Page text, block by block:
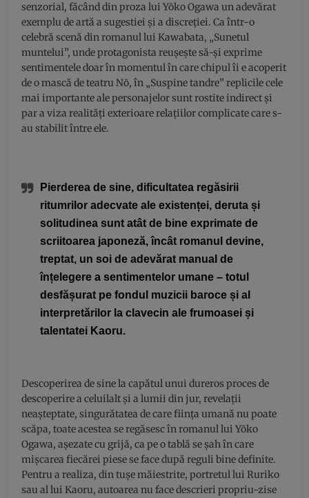
senzorial, făcând din proza lui Yōko Ogawa un adevărat
exemplu de artă a sugestiei și a discreției. Ca într-o
celebră scenă din romanul lui Kawabata, „Sunetul
muntelui”, unde protagonista reușește să-și exprime
sentimentele doar în momentul în care chipul îi e acoperit
de o mască de teatru Nō, în „Suspine tandre” replicile cele
mai importante ale personajelor sunt rostite indirect și
par a viza realități exterioare relațiilor complicate care s-
au stabilit între ele.
Pierderea de sine, dificultatea regăsirii
ritumrilor adecvate ale existenței, deruta și
solitudinea sunt atât de bine exprimate de
scriitoarea japoneză, încât romanul devine,
treptat, un soi de adevărat manual de
înțelegere a sentimentelor umane – totul
desfășurat pe fondul muzicii baroce și al
interpretărilor la clavecin ale frumoasei și
talentatei Kaoru.
Descoperirea de sine la capătul unui dureros proces de
descoperire a celuilalt și a lumii din jur, revelații
neașteptate, singurătatea de care ființa umană nu poate
scăpa, toate acestea se regăsesc în romanul lui Yōko
Ogawa, așezate cu grijă, ca pe o tablă se șah în care
mișcarea fiecărei piese se face după reguli bine definite.
Pentru a realiza, din tușe măiestrite, portretul lui Ruriko
sau al lui Kaoru, autoarea nu face descrieri propriu-zise